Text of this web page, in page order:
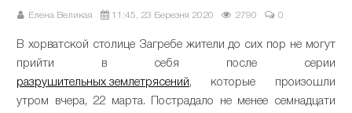
Елена Великая 11:45, 23 Березня 2020 2790 0
В хорватской столице Загребе жители до сих пор не могут
прийти в себя после серии
разрушительных землетрясений, которые произошли
утром вчера, 22 марта. Пострадало не менее семнадцати